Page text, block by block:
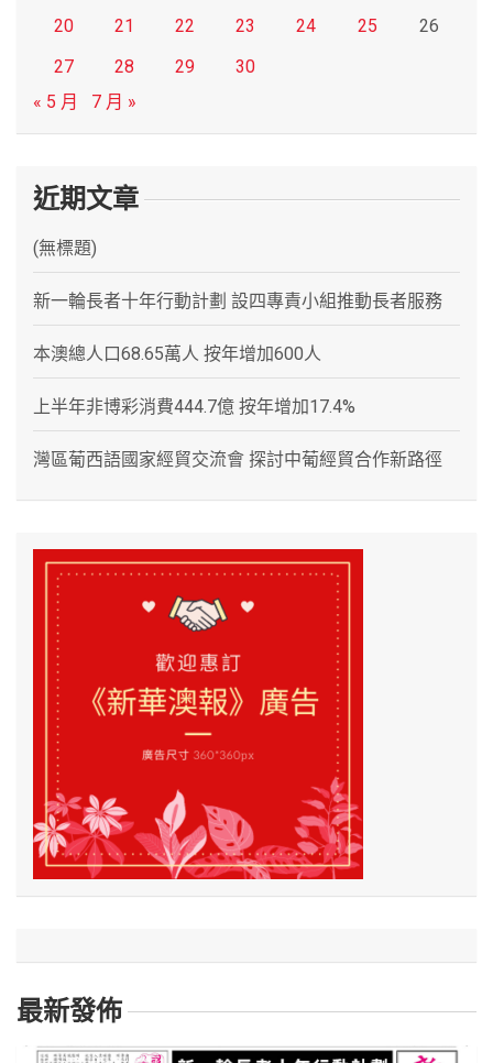
20 21 22 23 24 25
26
27
28 29
30
« 5 月
7 月 »
近期文章
(無標題)
新一輪長者十年行動計劃 設四專責小組推動長者服務
本澳總人口68.65萬人 按年增加600人
上半年非博彩消費444.7億 按年增加17.4%
灣區葡西語國家經貿交流會 探討中葡經貿合作新路徑
最新發佈